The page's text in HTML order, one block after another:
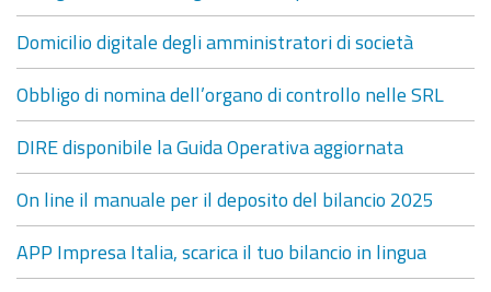
Domicilio digitale degli amministratori di società
Obbligo di nomina dell’organo di controllo nelle SRL
DIRE disponibile la Guida Operativa aggiornata
On line il manuale per il deposito del bilancio 2025
APP Impresa Italia, scarica il tuo bilancio in lingua